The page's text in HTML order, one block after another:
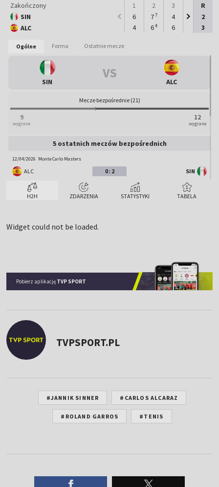
Zakończony
SIN
ALC
1
6
4
2
77
64
3
4
6
6
R
2
3
Mecz zakończony
SIN
H2H ZDARZENIA STATYSTYKI TABELA
Ogólne Forma Ostatnie mecze
SIN
VS
ALC
Mecze bezpośrednie (21)
9
wygrane
12
wygrane
5 ostatnich meczów bezpośrednich
12/04/2026 Monte Carlo Masters
ALC 0 : 2 SIN
10/01/2026
ALC
SIN
07/09/2025 US Open
SIN 1 : 3 ALC
Widget could not be loaded.
Pobierz aplikację TVP SPORT
TVPSPORT.PL
#JANNIK SINNER #CARLOS ALCARAZ
#ROLAND GARROS #TENIS